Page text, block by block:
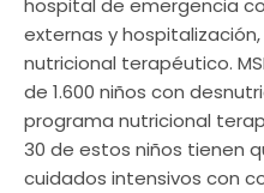
hospital de emergencia
externas y
nutricional terapéutico.
de 1.600 niños con
programa nutricional
30 de estos niños tienen
cuidados intensivos con